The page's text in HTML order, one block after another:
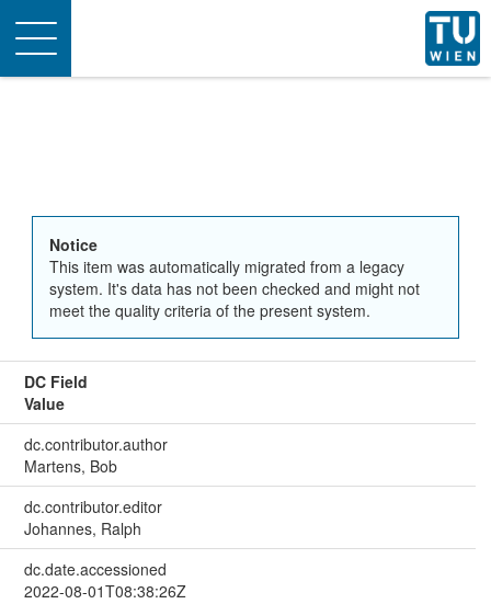
Toggle
navigation
Notice
This item was automatically migrated from a legacy
system. It's data has not been checked and might not
meet the quality criteria of the present system.
DC Field
Value
dc.contributor.author
Martens, Bob
dc.contributor.editor
Johannes, Ralph
dc.date.accessioned
2022-08-01T08:38:26Z